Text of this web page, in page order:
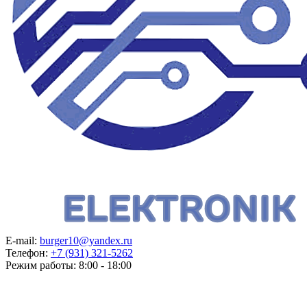
E-mail: burger10@yandex.ru
Телефон: +7 (931) 321-5262
Режим работы: 8:00 - 18:00